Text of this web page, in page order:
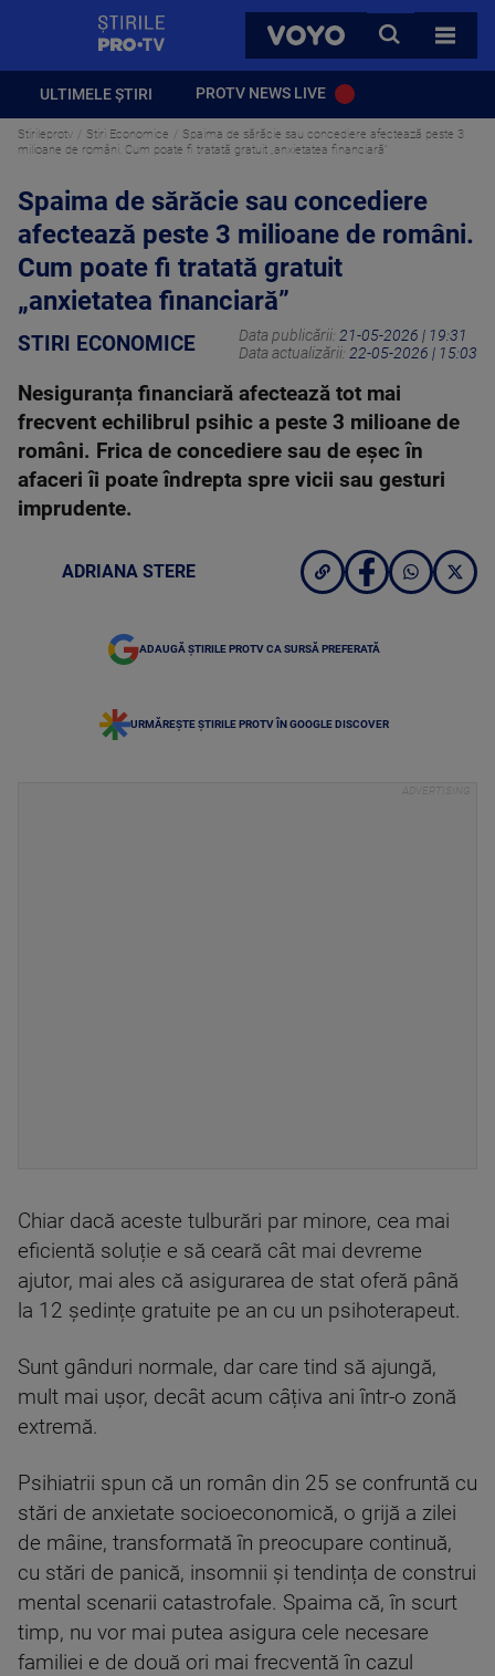
VOYO
CAUTA
TOATE
ULTIMELE ȘTIRI PROTV NEWS LIVE
Stirileprotv Stiri Economice
Spaima de sărăcie sau concediere afectează peste 3
milioane de români. Cum poate fi tratată gratuit „anxietatea financiară”
Spaima de sărăcie sau concediere
afectează peste 3 milioane de români.
Cum poate fi tratată gratuit
„anxietatea financiară”
STIRI ECONOMICE Data publicării: 21-05-2026 | 19:31
Data actualizării: 22-05-2026 | 15:03
Nesiguranța financiară afectează tot mai
frecvent echilibrul psihic a peste 3 milioane de
români. Frica de concediere sau de eșec în
afaceri îi poate îndrepta spre vicii sau gesturi
imprudente.
ADRIANA STERE
ADAUGĂ ȘTIRILE PROTV CA SURSĂ PREFERATĂ
URMĂREȘTE ȘTIRILE PROTV ÎN GOOGLE DISCOVER
Chiar dacă aceste tulburări par minore, cea mai
eficientă soluție e să ceară cât mai devreme
ajutor, mai ales că asigurarea de stat oferă până
la 12 ședințe gratuite pe an cu un psihoterapeut.
Sunt gânduri normale, dar care tind să ajungă,
mult mai ușor, decât acum câțiva ani într-o zonă
extremă.
​Psihiatrii spun că un român din 25 se confruntă cu
stări de anxietate socioeconomică, o grijă a zilei
de mâine, transformată în preocupare continuă,
cu stări de panică, insomnii și tendința de construi
mental scenarii catastrofale. Spaima că, în scurt
timp, nu vor mai putea asigura cele necesare
familiei e de două ori mai frecventă în cazul